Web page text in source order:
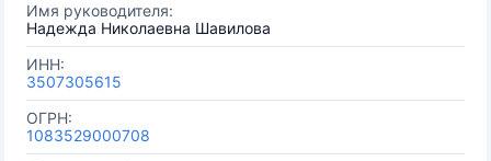
Имя руководителя:
Надежда Николаевна Шавилова
ИНН:
3507305615
ОГРН:
1083529000708